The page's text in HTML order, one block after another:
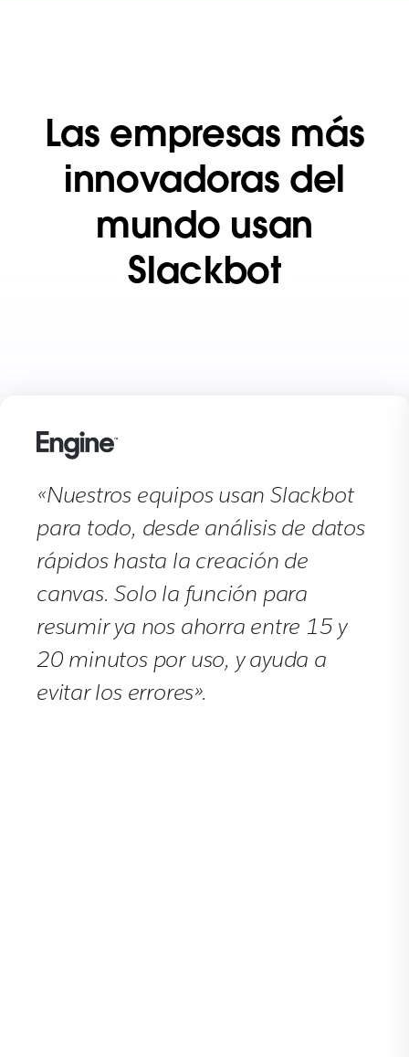
Las empresas más
innovadoras del
mundo usan
Slackbot
«Nuestros equipos usan Slackbot
para todo, desde análisis de datos
rápidos hasta la creación de
canvas. Solo la función para
resumir ya nos ahorra entre 15 y
20 minutos por uso, y ayuda a
evitar los errores».